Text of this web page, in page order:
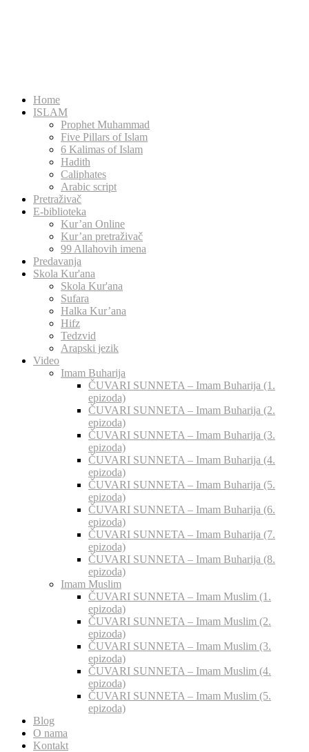
Home
ISLAM
Prophet Muhammad
Five Pillars of Islam
6 Kalimas of Islam
Hadith
Caliphates
Arabic script
Pretraživač
E-biblioteka
Kur’an Online
Kur’an pretraživač
99 Allahovih imena
Predavanja
Skola Kur'ana
Skola Kur'ana
Sufara
Halka Kur’ana
Hifz
Tedzvid
Arapski jezik
Video
Imam Buharija
ČUVARI SUNNETA – Imam Buharija (1.
epizoda)
ČUVARI SUNNETA – Imam Buharija (2.
epizoda)
ČUVARI SUNNETA – Imam Buharija (3.
epizoda)
ČUVARI SUNNETA – Imam Buharija (4.
epizoda)
ČUVARI SUNNETA – Imam Buharija (5.
epizoda)
ČUVARI SUNNETA – Imam Buharija (6.
epizoda)
ČUVARI SUNNETA – Imam Buharija (7.
epizoda)
ČUVARI SUNNETA – Imam Buharija (8.
epizoda)
Imam Muslim
ČUVARI SUNNETA – Imam Muslim (1.
epizoda)
ČUVARI SUNNETA – Imam Muslim (2.
epizoda)
ČUVARI SUNNETA – Imam Muslim (3.
epizoda)
ČUVARI SUNNETA – Imam Muslim (4.
epizoda)
ČUVARI SUNNETA – Imam Muslim (5.
epizoda)
Blog
O nama
Kontakt